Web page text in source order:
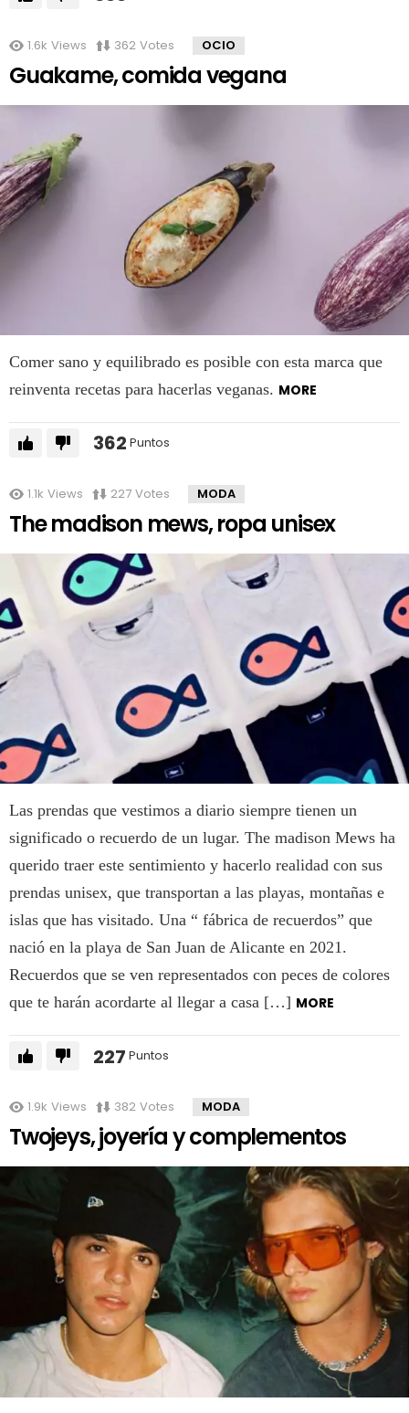
1.6k Views 362 Votes OCIO
Guakame, comida vegana
Comer sano y equilibrado es posible con esta marca que
reinventa recetas para hacerlas veganas. MORE
362 Puntos
1.1k Views 227 Votes MODA
The madison mews, ropa unisex
Las prendas que vestimos a diario siempre tienen un
significado o recuerdo de un lugar. The madison Mews ha
querido traer este sentimiento y hacerlo realidad con sus
prendas unisex, que transportan a las playas, montañas e
islas que has visitado. Una “ fábrica de recuerdos” que
nació en la playa de San Juan de Alicante en 2021.
Recuerdos que se ven representados con peces de colores
que te harán acordarte al llegar a casa […] MORE
227 Puntos
1.9k Views 382 Votes MODA
Twojeys, joyería y complementos